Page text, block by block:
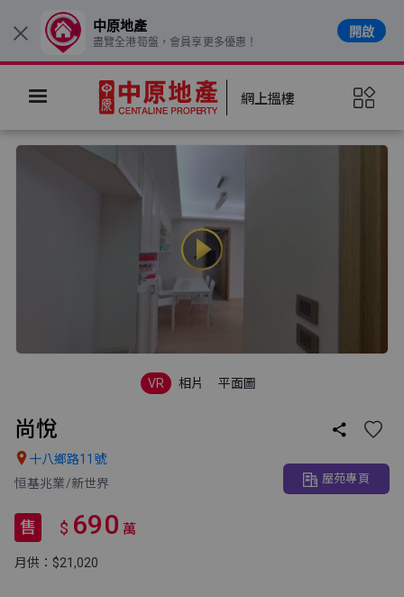
網上搵樓
VR 相片 平面圖
尚悅

 十八鄉路11號
恒基兆業/新世界
屋苑專頁
售 $ 690 萬
月供：$21,020
× 中原地產
盡覽全港筍盤，會員享更多優惠！
開啟